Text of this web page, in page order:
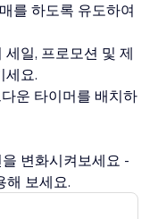
를 하도록 유도하여
일, 프로모션 및 제
세요.
운 타이머를 배치하
변화시켜보세요 -
보세요.